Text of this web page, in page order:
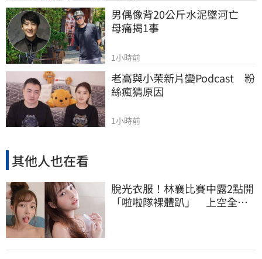
男偶像背20公斤水泥墜河亡
母痛揭1事
1小時前
老高與小茉新片變Podcast　粉
絲瘋猜原因
1小時前
其他人也在看
脫光衣服！林襄比賽中露2點開
「啦啦隊裸體趴」 上空全裸